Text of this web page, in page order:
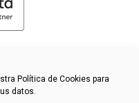
Política de Cookies para
datos.